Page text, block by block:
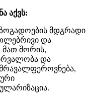
აქვს:
მდგრადი
და
მათ შორის,
და